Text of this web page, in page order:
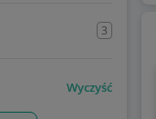
3
Wyczyść